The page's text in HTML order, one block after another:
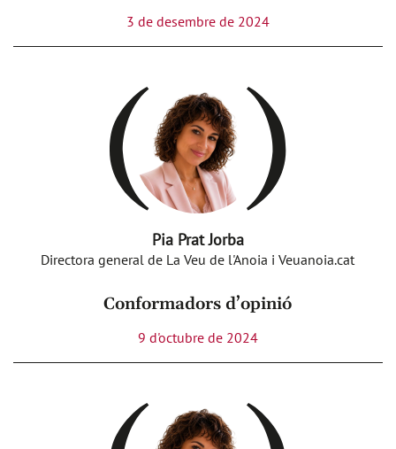
3 de desembre de 2024
Pia Prat Jorba
Directora general de La Veu de l'Anoia i Veuanoia.cat
Conformadors d’opinió
9 d'octubre de 2024